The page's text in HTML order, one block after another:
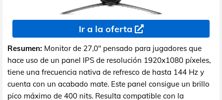
Ir a la oferta
Resumen: Monitor de 27,0" pensado para jugadores que
hace uso de un panel IPS de resolución 1920x1080 píxeles,
tiene una frecuencia nativa de refresco de hasta 144 Hz y
cuenta con un acabado mate. Este panel consigue un brillo
pico máximo de 400 nits. Resulta compatible con la